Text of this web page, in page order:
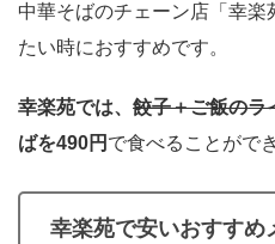
中華そばのチェーン店「幸
たい時におすすめです。
幸楽苑では、 餃子＋ご飯のラ
ばを490円 で食べることがで
幸楽苑で安いおすすめ